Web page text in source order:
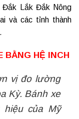
Đắk Lắk Đắk Nông
và các tỉnh thành
BẰNG HỆ INCH
vị đo lường
Kỳ. Bánh xe
hiệu của Mỹ